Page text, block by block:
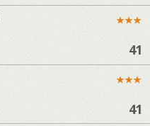
★★★
41
★★★
41